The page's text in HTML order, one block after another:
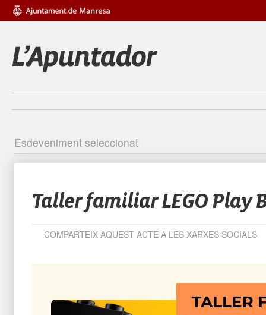
Esdeveniment seleccionat
Taller familiar LEGO Play
COMPARTEIX AQUEST ACTE A LES XARXES SOCIALS